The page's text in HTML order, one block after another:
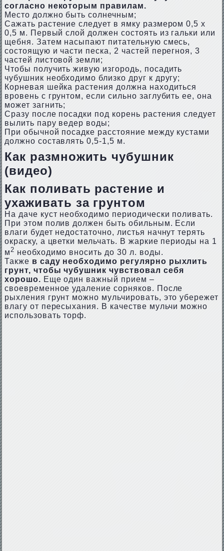
согласно некоторым правилам.
Место должно быть солнечным;
Сажать растение следует в ямку размером 0,5 х
0,5 м. Первый слой должен состоять из гальки или
щебня. Затем насыпают питательную смесь,
состоящую и части песка, 2 частей перегноя, 3
частей листовой земли;
Чтобы получить живую изгородь, посадить
чубушник необходимо близко друг к другу;
Корневая шейка растения должна находиться
вровень с грунтом, если сильно заглубить ее, она
может загнить;
Сразу после посадки под корень растения следует
вылить пару ведер воды;
При обычной посадке расстояние между кустами
должно составлять 0,5-1,5 м.
Как размножить чубушник
(видео)
Как поливать растение и
ухаживать за грунтом
На даче куст необходимо периодически поливать.
При этом полив должен быть обильным. Если
влаги будет недостаточно, листья начнут терять
окраску, а цветки мельчать. В жаркие периоды на 1
м2 необходимо вносить до 30 л. воды.
Также в саду необходимо регулярно рыхлить
грунт, чтобы чубушник чувствовал себя
хорошо. Еще один важный прием –
своевременное удаление сорняков. После
рыхления грунт можно мульчировать, это убережет
влагу от пересыхания. В качестве мульчи можно
использовать торф.